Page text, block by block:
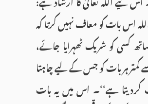
اس بات کو معاف نہیں کرتا کہ
کسی کو شریک ٹھہرایا جائے،
ہر بات کو جس کے لیے چاہتا
ہے‘‘۔ اس میں یہ بات